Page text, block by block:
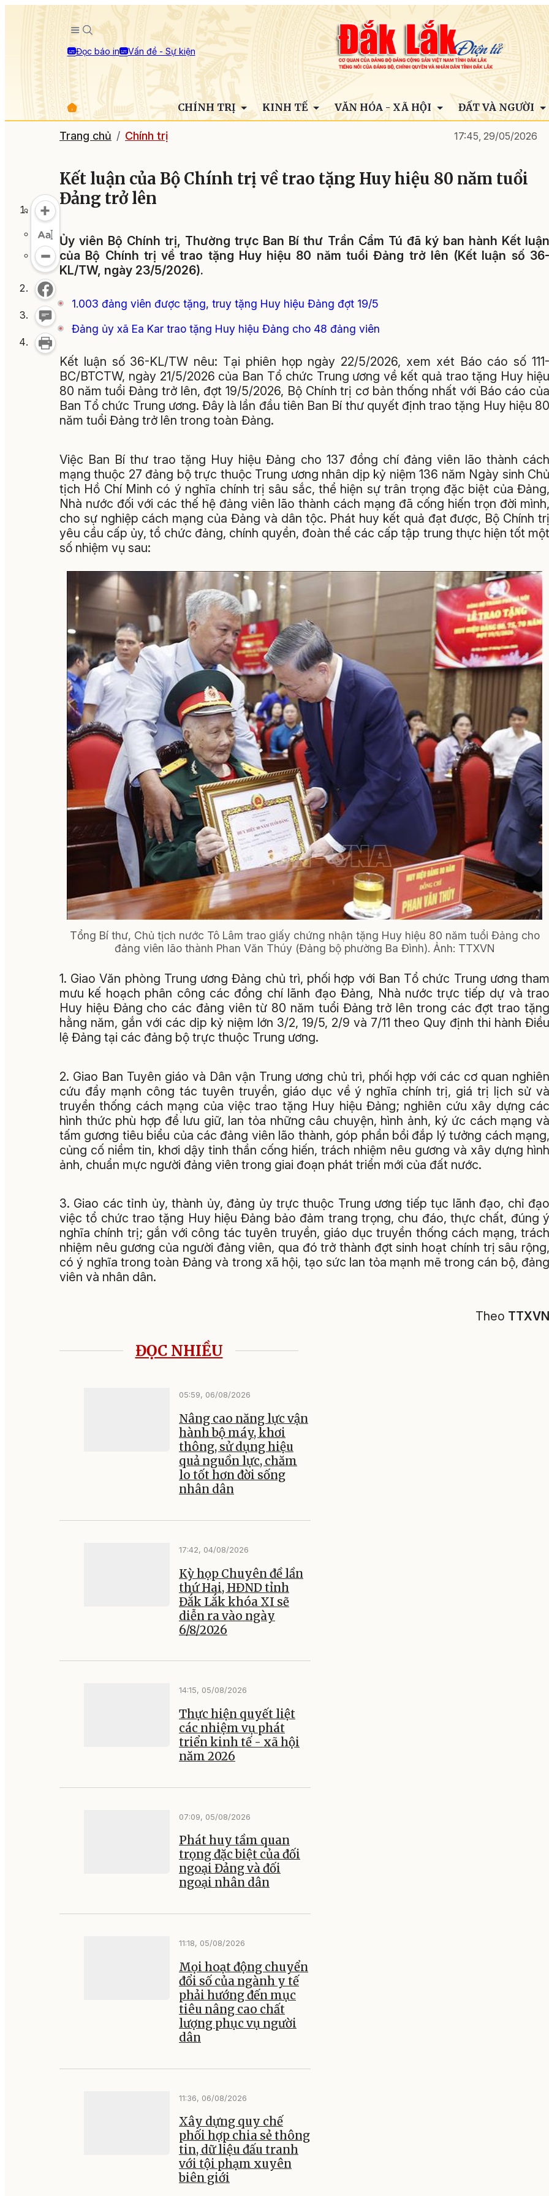
Đọc báo in Vấn đề - Sự kiện
CHÍNH TRỊ KINH TẾ VĂN HÓA - XÃ HỘI ĐẤT VÀ NGƯỜI
Trang chủ Chính trị 17:45, 29/05/2026
Kết luận của Bộ Chính trị về trao tặng Huy hiệu 80 năm tuổi
Đảng trở lên
Ủy viên Bộ Chính trị, Thường trực Ban Bí thư Trần Cẩm Tú đã ký ban hành Kết luận
của Bộ Chính trị về trao tặng Huy hiệu 80 năm tuổi Đảng trở lên (Kết luận số 36-
KL/TW, ngày 23/5/2026).
1.003 đảng viên được tặng, truy tặng Huy hiệu Đảng đợt 19/5
Đảng ủy xã Ea Kar trao tặng Huy hiệu Đảng cho 48 đảng viên
Kết luận số 36-KL/TW nêu: Tại phiên họp ngày 22/5/2026, xem xét Báo cáo số 111-
BC/BTCTW, ngày 21/5/2026 của Ban Tổ chức Trung ương về kết quả trao tặng Huy hiệu
80 năm tuổi Đảng trở lên, đợt 19/5/2026, Bộ Chính trị cơ bản thống nhất với Báo cáo của
Ban Tổ chức Trung ương. Đây là lần đầu tiên Ban Bí thư quyết định trao tặng Huy hiệu 80
năm tuổi Đảng trở lên trong toàn Đảng.
Việc Ban Bí thư trao tặng Huy hiệu Đảng cho 137 đồng chí đảng viên lão thành cách
mạng thuộc 27 đảng bộ trực thuộc Trung ương nhân dịp kỷ niệm 136 năm Ngày sinh Chủ
tịch Hồ Chí Minh có ý nghĩa chính trị sâu sắc, thể hiện sự trân trọng đặc biệt của Đảng,
Nhà nước đối với các thế hệ đảng viên lão thành cách mạng đã cống hiến trọn đời mình,
cho sự nghiệp cách mạng của Đảng và dân tộc. Phát huy kết quả đạt được, Bộ Chính trị
yêu cầu cấp ủy, tổ chức đảng, chính quyền, đoàn thể các cấp tập trung thực hiện tốt một
số nhiệm vụ sau:
Tổng Bí thư, Chủ tịch nước Tô Lâm trao giấy chứng nhận tặng Huy hiệu 80 năm tuổi Đảng cho
đảng viên lão thành Phan Văn Thúy (Đảng bộ phường Ba Đình). Ảnh: TTXVN
1. Giao Văn phòng Trung ương Đảng chủ trì, phối hợp với Ban Tổ chức Trung ương tham
mưu kế hoạch phân công các đồng chí lãnh đạo Đảng, Nhà nước trực tiếp dự và trao
Huy hiệu Đảng cho các đảng viên từ 80 năm tuổi Đảng trở lên trong các đợt trao tặng
hằng năm, gắn với các dịp kỷ niệm lớn 3/2, 19/5, 2/9 và 7/11 theo Quy định thi hành Điều
lệ Đảng tại các đảng bộ trực thuộc Trung ương.
2. Giao Ban Tuyên giáo và Dân vận Trung ương chủ trì, phối hợp với các cơ quan nghiên
cứu đẩy mạnh công tác tuyên truyền, giáo dục về ý nghĩa chính trị, giá trị lịch sử và
truyền thống cách mạng của việc trao tặng Huy hiệu Đảng; nghiên cứu xây dựng các
hình thức phù hợp để lưu giữ, lan tỏa những câu chuyện, hình ảnh, ký ức cách mạng và
tấm gương tiêu biểu của các đảng viên lão thành, góp phần bồi đắp lý tưởng cách mạng,
củng cố niềm tin, khơi dậy tinh thần cống hiến, trách nhiệm nêu gương và xây dựng hình
ảnh, chuẩn mực người đảng viên trong giai đoạn phát triển mới của đất nước.
3. Giao các tỉnh ủy, thành ủy, đảng ủy trực thuộc Trung ương tiếp tục lãnh đạo, chỉ đạo
việc tổ chức trao tặng Huy hiệu Đảng bảo đảm trang trọng, chu đáo, thực chất, đúng ý
nghĩa chính trị; gắn với công tác tuyên truyền, giáo dục truyền thống cách mạng, trách
nhiệm nêu gương của người đảng viên, qua đó trở thành đợt sinh hoạt chính trị sâu rộng,
có ý nghĩa trong toàn Đảng và trong xã hội, tạo sức lan tỏa mạnh mẽ trong cán bộ, đảng
viên và nhân dân.
Theo TTXVN
ĐỌC NHIỀU
05:59, 06/08/2026
Nâng cao năng lực vận
hành bộ máy, khơi
thông, sử dụng hiệu
quả nguồn lực, chăm
lo tốt hơn đời sống
nhân dân
17:42, 04/08/2026
Kỳ họp Chuyên đề lần
thứ Hai, HĐND tỉnh
Đắk Lắk khóa XI sẽ
diễn ra vào ngày
6/8/2026
14:15, 05/08/2026
Thực hiện quyết liệt
các nhiệm vụ phát
triển kinh tế - xã hội
năm 2026
07:09, 05/08/2026
Phát huy tầm quan
trọng đặc biệt của đối
ngoại Đảng và đối
ngoại nhân dân
11:18, 05/08/2026
Mọi hoạt động chuyển
đổi số của ngành y tế
phải hướng đến mục
tiêu nâng cao chất
lượng phục vụ người
dân
11:36, 06/08/2026
Xây dựng quy chế
phối hợp chia sẻ thông
tin, dữ liệu đấu tranh
với tội phạm xuyên
biên giới